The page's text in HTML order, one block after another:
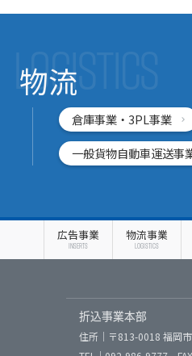
物流
LOGISTICS
倉庫事業・3PL事業
一般貨物自動車運送事
広告事業
INSERTS
物流事業
LOGISTICS
折込事業本部
住所｜〒813-0018 福岡